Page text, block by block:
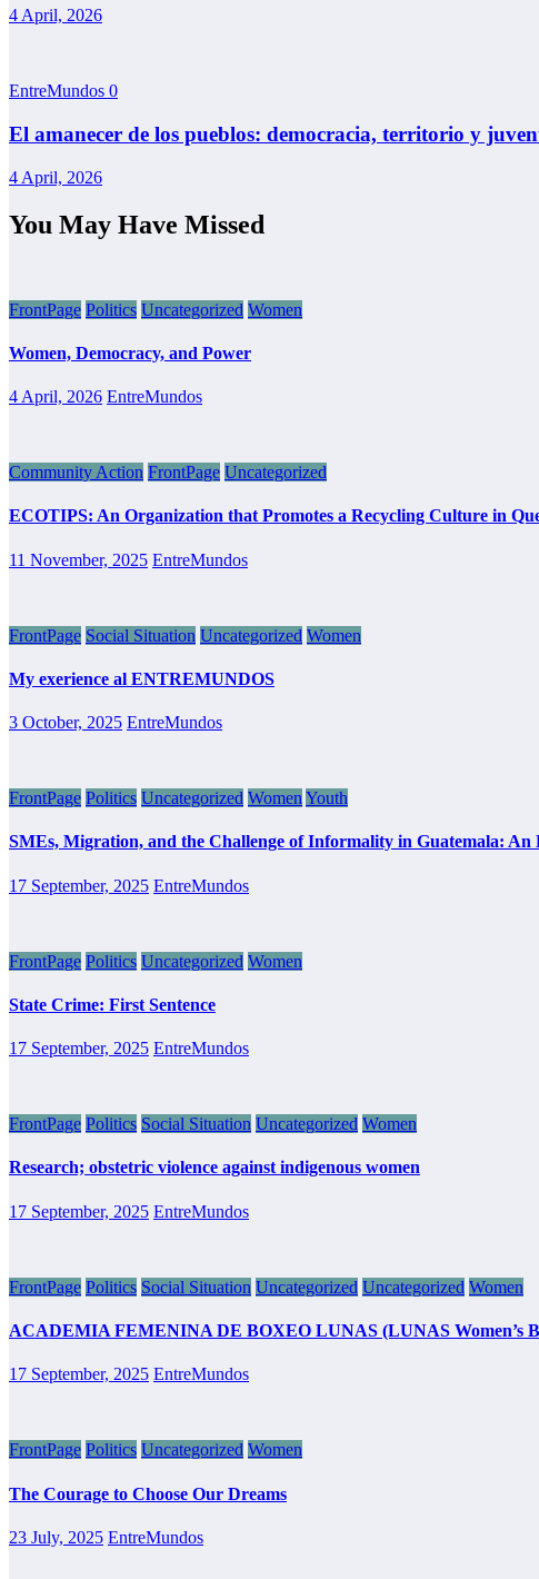
4 April, 2026
EntreMundos 0
El amanecer de los pueblos: democracia, territorio y
4 April, 2026
You May Have Missed
FrontPage Politics Uncategorized Women
Women, Democracy, and Power
4 April, 2026 EntreMundos
Community Action FrontPage Uncategorized
ECOTIPS: An Organization that Promotes a Recycling Culture in
11 November, 2025 EntreMundos
FrontPage Social Situation Uncategorized Women
My exerience al ENTREMUNDOS
3 October, 2025 EntreMundos
FrontPage Politics Uncategorized Women Youth
SMEs, Migration, and the Challenge of Informality in Guatemala: An
17 September, 2025 EntreMundos
FrontPage Politics Uncategorized Women
State Crime: First Sentence
17 September, 2025 EntreMundos
FrontPage Politics Social Situation Uncategorized Women
Research; obstetric violence against indigenous women
17 September, 2025 EntreMundos
FrontPage Politics Social Situation Uncategorized Uncategorized Women
ACADEMIA FEMENINA DE BOXEO LUNAS (LUNAS Women’s
17 September, 2025 EntreMundos
FrontPage Politics Uncategorized Women
The Courage to Choose Our Dreams
23 July, 2025 EntreMundos